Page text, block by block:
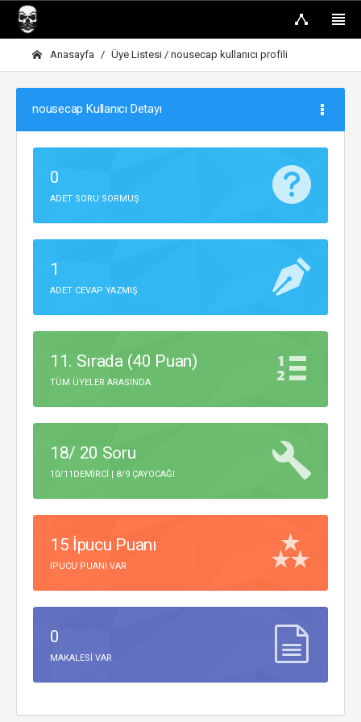
Anasayfa Üye Listesi / nousecap kullanıcı profili
nousecap Kullanıcı Detayı
0
ADET SORU SORMUŞ
1
ADET CEVAP YAZMIŞ
11. Sırada (40 Puan)
TÜM ÜYELER ARASINDA
18/ 20 Soru
10/11DEMIRCI | 8/9 ÇAYOCAĞI
15 İpucu Puanı
IPUCU PUANI VAR
0
MAKALESI VAR